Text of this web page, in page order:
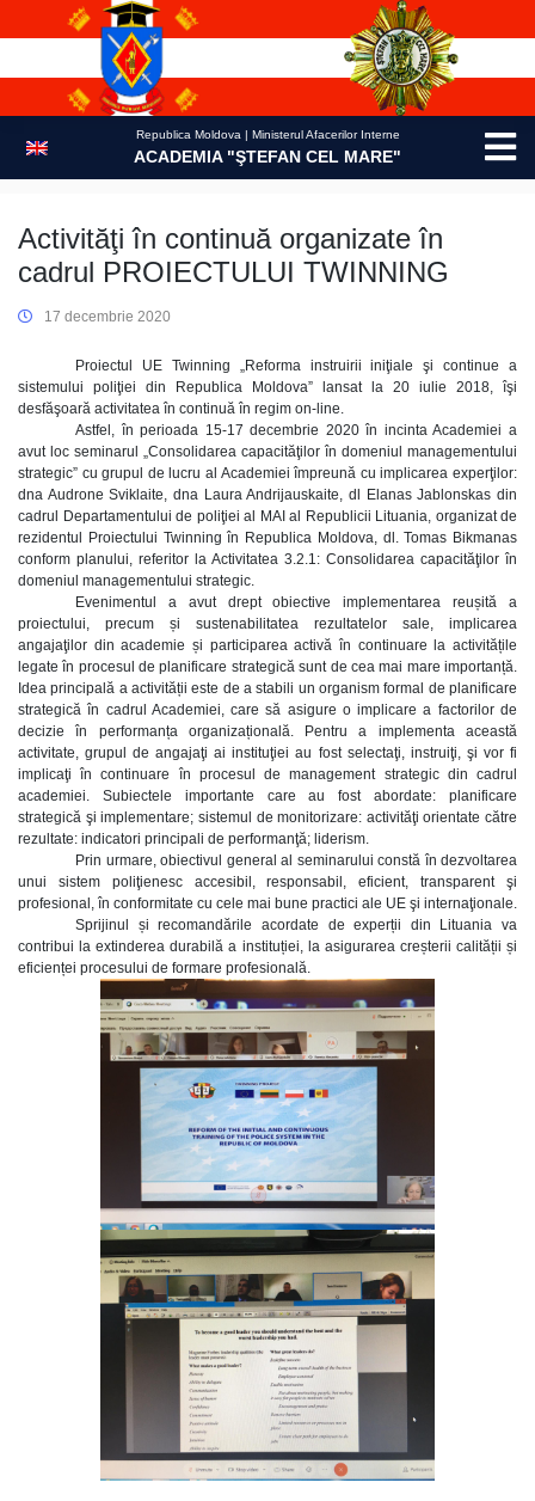
Republica Moldova | Ministerul Afacerilor Interne
ACADEMIA "ŞTEFAN CEL MARE"
Activităţi în continuă organizate în
cadrul PROIECTULUI TWINNING
17 decembrie 2020
Proiectul UE Twinning „Reforma instruirii iniţiale şi continue a
sistemului poliţiei din Republica Moldova” lansat la 20 iulie 2018, îşi
desfăşoară activitatea în continuă în regim on-line.
Astfel, în perioada 15-17 decembrie 2020 în incinta Academiei a
avut loc seminarul „Consolidarea capacităţilor în domeniul managementului
strategic” cu grupul de lucru al Academiei împreună cu implicarea experţilor:
dna Audrone Sviklaite, dna Laura Andrijauskaite, dl Elanas Jablonskas din
cadrul Departamentului de poliţiei al MAI al Republicii Lituania, organizat de
rezidentul Proiectului Twinning în Republica Moldova, dl. Tomas Bikmanas
conform planului, referitor la Activitatea 3.2.1: Consolidarea capacităţilor în
domeniul managementului strategic.
Evenimentul a avut drept obiective implementarea reușită a
proiectului, precum și sustenabilitatea rezultatelor sale, implicarea
angajaţilor din academie și participarea activă în continuare la activitățile
legate în procesul de planificare strategică sunt de cea mai mare importanță.
Idea principală a activității este de a stabili un organism formal de planificare
strategică în cadrul Academiei, care să asigure o implicare a factorilor de
decizie în performanța organizațională. Pentru a implementa această
activitate, grupul de angajaţi ai instituţiei au fost selectaţi, instruiţi, şi vor fi
implicaţi în continuare în procesul de management strategic din cadrul
academiei. Subiectele importante care au fost abordate: planificare
strategică şi implementare; sistemul de monitorizare: activităţi orientate către
rezultate: indicatori principali de performanţă; liderism.
Prin urmare, obiectivul general al seminarului constă în dezvoltarea
unui sistem poliţienesc accesibil, responsabil, eficient, transparent şi
profesional, în conformitate cu cele mai bune practici ale UE şi internaţionale.
Sprijinul și recomandările acordate de experții din Lituania va
contribui la extinderea durabilă a instituției, la asigurarea creșterii calității și
eficienței procesului de formare profesională.